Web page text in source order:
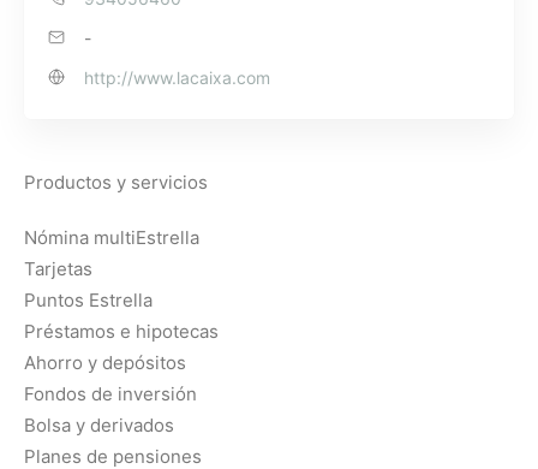
-
http://www.lacaixa.com
Productos y servicios
Nómina multiEstrella
Tarjetas
Puntos Estrella
Préstamos e hipotecas
Ahorro y depósitos
Fondos de inversión
Bolsa y derivados
Planes de pensiones